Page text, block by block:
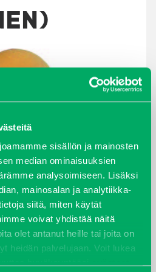
sisällön ja mainosten
median ominaisuuksien
analysoimiseen. Lisäksi
mainosalan ja analytiikka-
siitä, miten käytät
voivat yhdistää näitä
olet antanut heille tai joita on
heidän palvelujaan. Voit lukea